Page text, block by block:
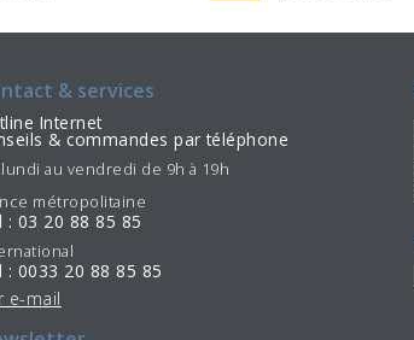
& services
Internet
& commandes par téléphone
au vendredi de 9h à 19h
métropolitaine
: 03 20 88 85 85
: 0033 20 88 85 85
e-mail